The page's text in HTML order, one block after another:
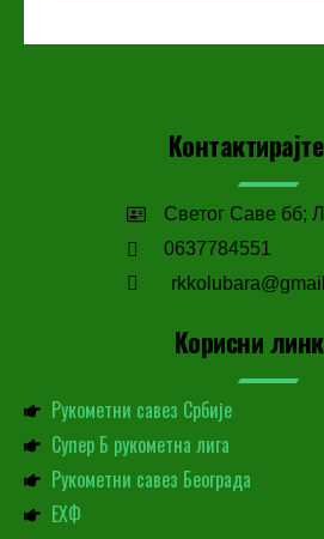
Светог Саве бб;
0637784551
Корисни
Рукометни савез Србије
Супер Б рукометна лига
Рукометни савез Београда
ЕХФ